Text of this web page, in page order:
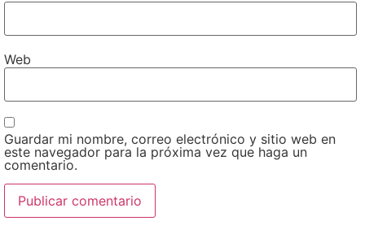
Web
Guardar mi nombre, correo electrónico y sitio web en
este navegador para la próxima vez que haga un
comentario.